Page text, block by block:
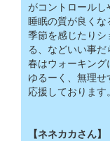
がコントロールし
睡眠の質が良くな
季節を感じたりシ
る、などいい事だ
春はウォーキング
ゆるーく、無理せ
応援しております。
【ネネカカさん】